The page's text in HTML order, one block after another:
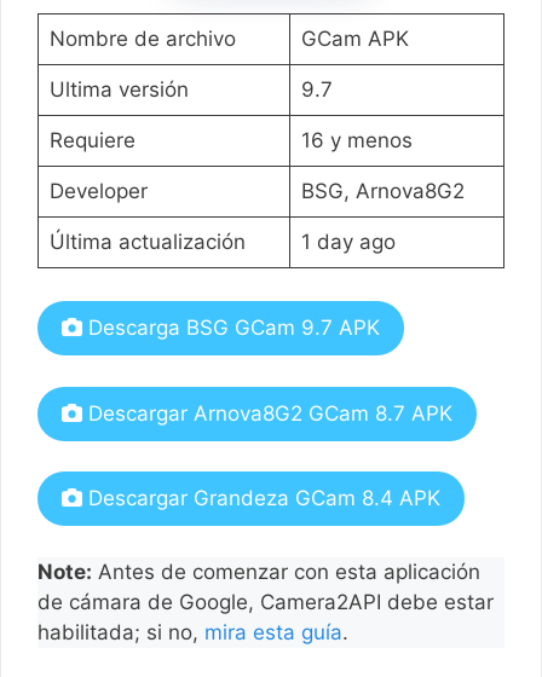
Nombre de archivo GCam APK
Ultima versión 9.7
Requiere 16 y menos
Developer BSG, Arnova8G2
Última actualización 1 day ago
Descarga BSG GCam 9.7 APK
Descargar Arnova8G2 GCam 8.7 APK
Descargar Grandeza GCam 8.4 APK
Note: Antes de comenzar con esta aplicación
de cámara de Google, Camera2API debe estar
habilitada; si no, mira esta guía.